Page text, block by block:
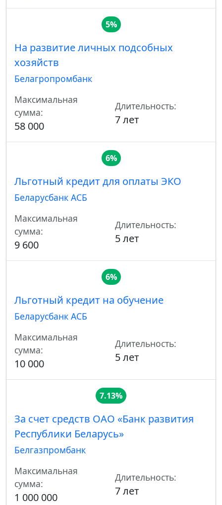
5%
На развитие личных подсобных
хозяйств
Белагропромбанк
Максимальная
сумма:
58 000
Длительность:
7 лет
6%
Льготный кредит для оплаты ЭКО
Беларусбанк АСБ
Максимальная
сумма:
9 600
Длительность:
5 лет
6%
Льготный кредит на обучение
Беларусбанк АСБ
Максимальная
сумма:
10 000
Длительность:
5 лет
7.13%
За счет средств ОАО «Банк развития
Республики Беларусь»
Белгазпромбанк
Максимальная
сумма:
1 000 000
Длительность:
7 лет